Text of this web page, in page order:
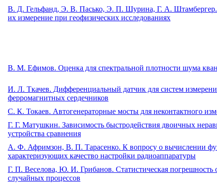
В. Д. Гельфанд, Э. В. Пасько, Э. П. Шурина, Г. А. Штамбергер.
их измерение при геофизических исследованиях
B. М. Ефимов. Оценка для спектральной плотности шума
И. Л. Ткачев. Дифференциальный датчик для систем
ферромагнитных сердечников
C. К. Токаев. Автогенераторные мосты для неконтактного
Г. Г. Матушкин. Зависимость быстродействия двоичных
устройства сравнения
А. Ф. Афримзон, В. П. Тарасенко. К вопросу о вычислении
характеризующих качество настройки радиоаппаратуры
Г. П. Веселова, Ю. И. Грибанов. Статистическая
случайных процессов